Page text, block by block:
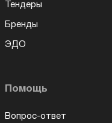
Тендеры
Бренды
ЭДО
Помощь
Вопрос-ответ